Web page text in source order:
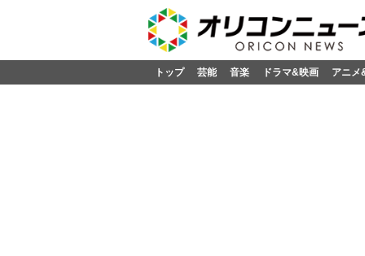
トップ 芸能 音楽 ドラマ&映画 アニメ